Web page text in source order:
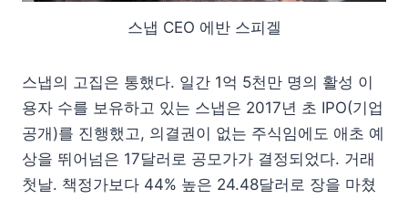
스냅 CEO 에반 스피겔
스냅의 고집은 통했다. 일간 1억 5천만 명의 활성 이
용자 수를 보유하고 있는 스냅은 2017년 초 IPO(기업
공개)를 진행했고, 의결권이 없는 주식임에도 애초 예
상을 뛰어넘은 17달러로 공모가가 결정되었다. 거래
첫날. 책정가보다 44% 높은 24.48달러로 장을 마쳤